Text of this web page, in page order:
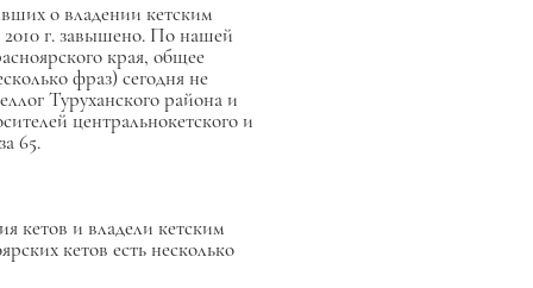
о владении кетским
2010 г. завышено. По нашей
края, общее
фраз) сегодня не
Туруханского района и
центральнокетского и
65.
кетов и владели кетским
кетов есть несколько